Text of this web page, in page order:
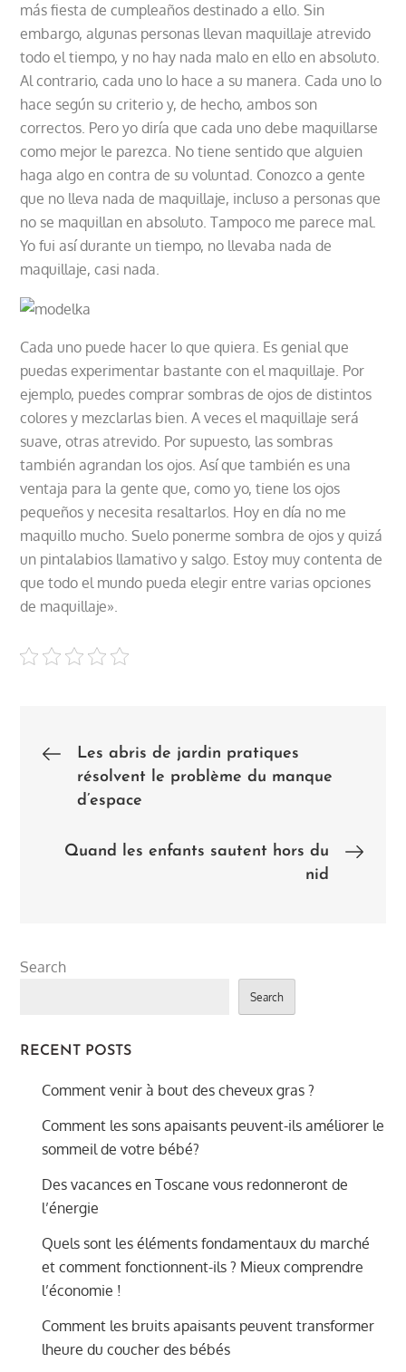
más fiesta de cumpleaños destinado a ello. Sin
embargo, algunas personas llevan maquillaje atrevido
todo el tiempo, y no hay nada malo en ello en absoluto.
Al contrario, cada uno lo hace a su manera. Cada uno lo
hace según su criterio y, de hecho, ambos son
correctos. Pero yo diría que cada uno debe maquillarse
como mejor le parezca. No tiene sentido que alguien
haga algo en contra de su voluntad. Conozco a gente
que no lleva nada de maquillaje, incluso a personas que
no se maquillan en absoluto. Tampoco me parece mal.
Yo fui así durante un tiempo, no llevaba nada de
maquillaje, casi nada.
Cada uno puede hacer lo que quiera. Es genial que
puedas experimentar bastante con el maquillaje. Por
ejemplo, puedes comprar sombras de ojos de distintos
colores y mezclarlas bien. A veces el maquillaje será
suave, otras atrevido. Por supuesto, las sombras
también agrandan los ojos. Así que también es una
ventaja para la gente que, como yo, tiene los ojos
pequeños y necesita resaltarlos. Hoy en día no me
maquillo mucho. Suelo ponerme sombra de ojos y quizá
un pintalabios llamativo y salgo. Estoy muy contenta de
que todo el mundo pueda elegir entre varias opciones
de maquillaje».
Post
navigation
Les abris de jardin pratiques
résolvent le problème du manque
d’espace
Quand les enfants sautent hors du
nid
Search
Search
RECENT POSTS
Comment venir à bout des cheveux gras ?
Comment les sons apaisants peuvent-ils améliorer le
sommeil de votre bébé?
Des vacances en Toscane vous redonneront de
l’énergie
Quels sont les éléments fondamentaux du marché
et comment fonctionnent-ils ? Mieux comprendre
l’économie !
Comment les bruits apaisants peuvent transformer
lheure du coucher des bébés